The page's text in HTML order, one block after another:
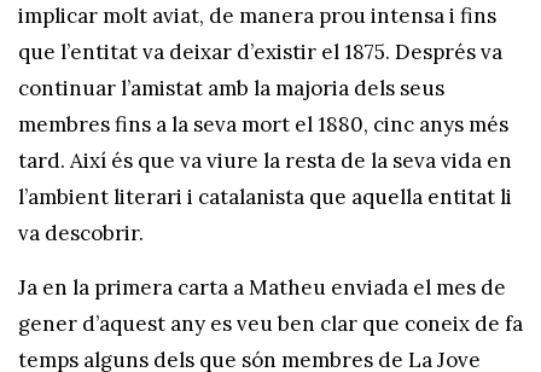
implicar molt aviat, de manera prou intensa i fins
que l’entitat va deixar d’existir el 1875. Després va
continuar l’amistat amb la majoria dels seus
membres fins a la seva mort el 1880, cinc anys més
tard. Així és que va viure la resta de la seva vida en
l’ambient literari i catalanista que aquella entitat li
va descobrir.
Ja en la primera carta a Matheu enviada el mes de
gener d’aquest any es veu ben clar que coneix de fa
temps alguns dels que són membres de La Jove